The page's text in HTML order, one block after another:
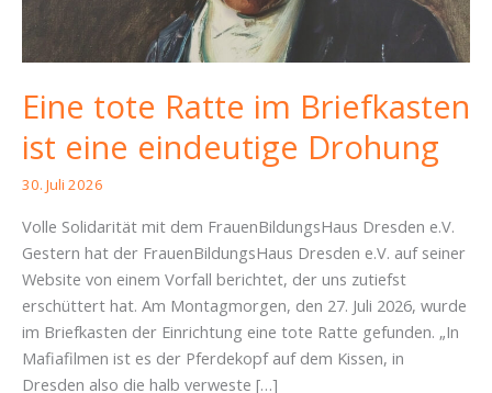
Eine tote Ratte im Briefkasten
ist eine eindeutige Drohung
30. Juli 2026
Volle Solidarität mit dem FrauenBildungsHaus Dresden e.V.
Gestern hat der FrauenBildungsHaus Dresden e.V. auf seiner
Website von einem Vorfall berichtet, der uns zutiefst
erschüttert hat. Am Montagmorgen, den 27. Juli 2026, wurde
im Briefkasten der Einrichtung eine tote Ratte gefunden. „In
Mafiafilmen ist es der Pferdekopf auf dem Kissen, in
Dresden also die halb verweste […]